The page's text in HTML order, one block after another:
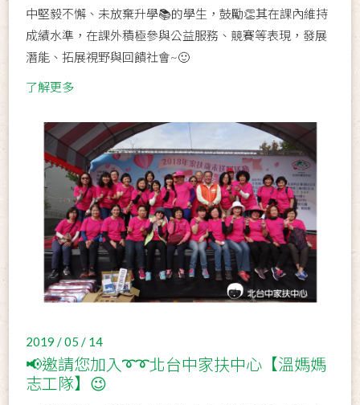
中堅毅不懈、未放棄升學📚的學生，鼓勵👏其在課內維持
成績水準，在課外積極參與公益服務、競賽等表現，發展
潛能、拓展視野與回饋社會~🙂
了解更多
2019 / 05 / 14
📢邀請您加入➰➰北台中家扶中心【溫媽媽
志工隊】😉